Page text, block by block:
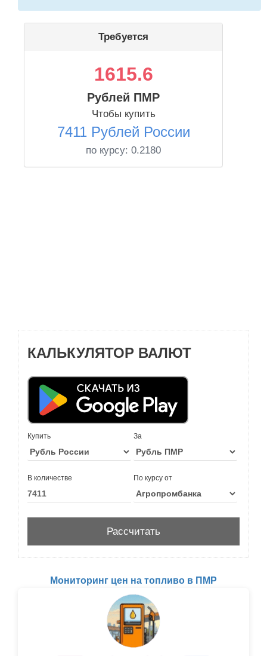
Требуется
1615.6
Рублей ПМР
Чтобы купить
7411 Рублей России
по курсу: 0.2180
КАЛЬКУЛЯТОР ВАЛЮТ
Купить За
В количестве По курсу от
Мониторинг цен на топливо в ПМР